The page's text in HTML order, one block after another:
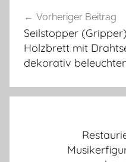
Vorheriger Beitrag
Seilstopper
Holzbrett mit
dekorativ